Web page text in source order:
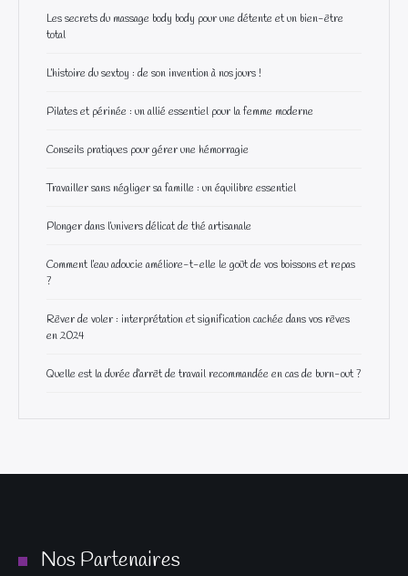
Les secrets du massage body body pour une détente et un bien-être
total
L’histoire du sextoy : de son invention à nos jours !
Pilates et périnée : un allié essentiel pour la femme moderne
Conseils pratiques pour gérer une hémorragie
Travailler sans négliger sa famille : un équilibre essentiel
Plonger dans l’univers délicat de thé artisanale
Comment l’eau adoucie améliore-t-elle le goût de vos boissons et repas
?
Rêver de voler : interprétation et signification cachée dans vos rêves
en 2024
Quelle est la durée d’arrêt de travail recommandée en cas de burn-out ?
Nos Partenaires